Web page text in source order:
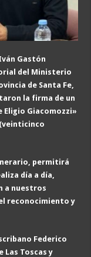
Gastón
del Ministerio
de Santa Fe,
la firma de un
Eligio Giacomozzi»
(veinticinco
permitirá
día a día,
a nuestros
reconocimiento y
Federico
Las Toscas y